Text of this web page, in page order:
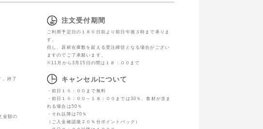
。終了
金額の
注文受付期間
ご利用予定日の１８０日前より前日午後３時まで承りま
す。
但し、器材在庫数を超える受注締切となる場合がござい
ますのでご了承願います。
※11 月から 3 月15 日の間は１８：００まで
キャンセルについて
・前日１５：００まで無料
・前日１５：００～１８：００までは30％、食材が含ま
れる場合は50％
・それ以降は70％
（ご入金確認後２０％分ポイントバック）